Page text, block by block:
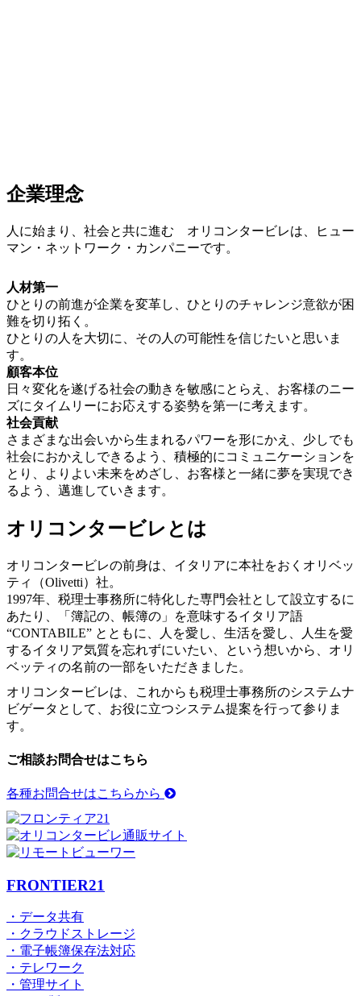
企業理念
人に始まり、社会と共に進む オリコンタービレは、ヒュー
マン・ネットワーク・カンパニーです。
人材第一
ひとりの前進が企業を変革し、ひとりのチャレンジ意欲が困
難を切り拓く。
ひとりの人を大切に、その人の可能性を信じたいと思いま
す。
顧客本位
日々変化を遂げる社会の動きを敏感にとらえ、お客様のニー
ズにタイムリーにお応えする姿勢を第一に考えます。
社会貢献
さまざまな出会いから生まれるパワーを形にかえ、少しでも
社会におかえしできるよう、積極的にコミュニケーションを
とり、よりよい未来をめざし、お客様と一緒に夢を実現でき
るよう、邁進していきます。
オリコンタービレとは
オリコンタービレの前身は、イタリアに本社をおくオリベッ
ティ（Olivetti）社。
1997年、税理士事務所に特化した専門会社として設立するに
あたり、「簿記の、帳簿の」を意味するイタリア語
“CONTABILE” とともに、人を愛し、生活を愛し、人生を愛
するイタリア気質を忘れずにいたい、という想いから、オリ
ベッティの名前の一部をいただきました。
オリコンタービレは、これからも税理士事務所のシステムナ
ビゲータとして、お役に立つシステム提案を行って参りま
す。
ご相談お問合せはこちら
各種お問合せはこちらから
FRONTIER21
・データ共有
・クラウドストレージ
・電子帳簿保存法対応
・テレワーク
・管理サイト